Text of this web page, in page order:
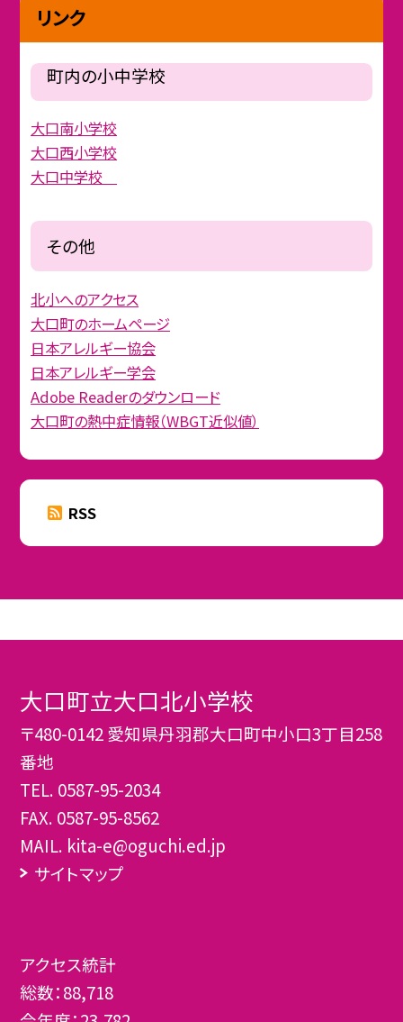
リンク
町内の小中学校
大口南小学校
大口西小学校
大口中学校
その他
北小へのアクセス
大口町のホームページ
日本アレルギー協会
日本アレルギー学会
Adobe Readerのダウンロード
大口町の熱中症情報（WBGT近似値）
RSS
大口町立大口北小学校
〒480-0142 愛知県丹羽郡大口町中小口3丁目258
番地
TEL. 0587-95-2034
FAX. 0587-95-8562
MAIL. kita-e@oguchi.ed.jp
サイトマップ
アクセス統計
総数：88,718